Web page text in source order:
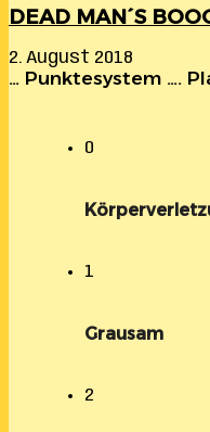
DEAD MAN´S
2. August 2018
… Punktesystem ….
0
1
Grausam
2